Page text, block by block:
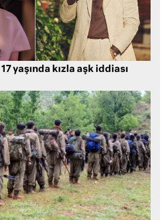
yaşında kızla aşk iddiası